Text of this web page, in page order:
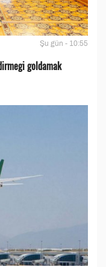
Şu gün - 10:55
goldamak